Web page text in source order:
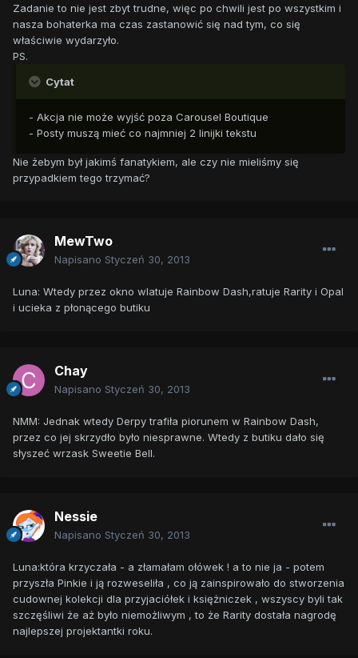
Zadanie to nie jest zbyt trudne, więc po chwili jest po wszystkim i
nasza bohaterka ma czas zastanowić się nad tym, co się
właściwie wydarzyło.
PS.
Cytat
- Akcja nie może wyjść poza Carousel Boutique
- Posty muszą mieć co najmniej 2 linijki tekstu
Nie żebym był jakimś fanatykiem, ale czy nie mieliśmy się
przypadkiem tego trzymać?
MewTwo
Napisano Styczeń 30, 2013
Luna: Wtedy przez okno wlatuje Rainbow Dash,ratuje Rarity i Opal
i ucieka z płonącego butiku
Chay
Napisano Styczeń 30, 2013
NMM: Jednak wtedy Derpy trafiła piorunem w Rainbow Dash,
przez co jej skrzydło było niesprawne. Wtedy z butiku dało się
słyszeć wrzask Sweetie Bell.
Nessie
Napisano Styczeń 30, 2013
Luna:która krzyczała - a złamałam ołówek ! a to nie ja - potem
przyszła Pinkie i ją rozweseliła , co ją zainspirowało do stworzenia
cudownej kolekcji dla przyjaciółek i księżniczek , wszyscy byli tak
szczęśliwi że aż było niemożliwym , to że Rarity dostała nagrodę
najlepszej projektantki roku.